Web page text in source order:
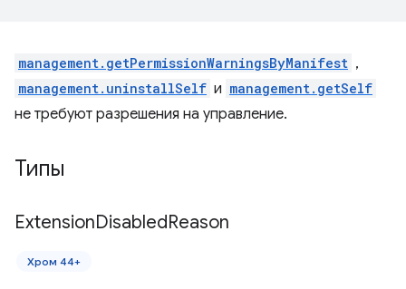
management.getPermissionWarningsByManifest ,
management.uninstallSelf и management.getSelf
не требуют разрешения на управление.
Типы
ExtensionDisabledReason
Хром 44+